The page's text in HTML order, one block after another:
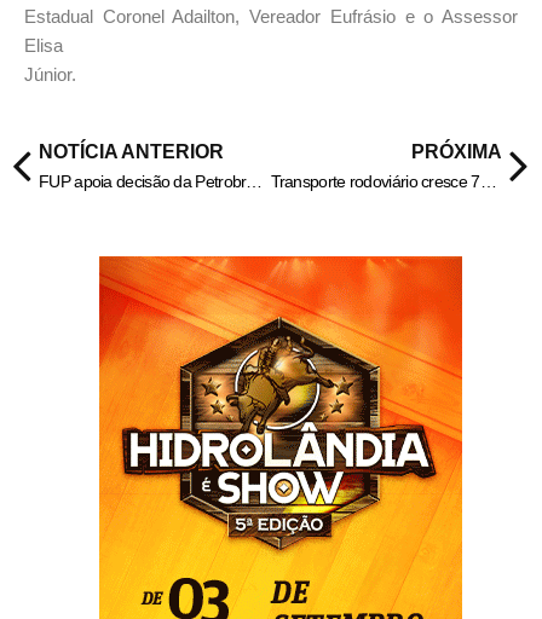
Estadual Coronel Adailton, Vereador Eufrásio e o Assessor
Elisa
Júnior.
NOTÍCIA ANTERIOR
FUP apoia decisão da Petrobrás de não renovação de ‘contrato draconiano’ com a Vibra
PRÓXIMA
Transporte rodoviário cresce 7% em número de passageiros